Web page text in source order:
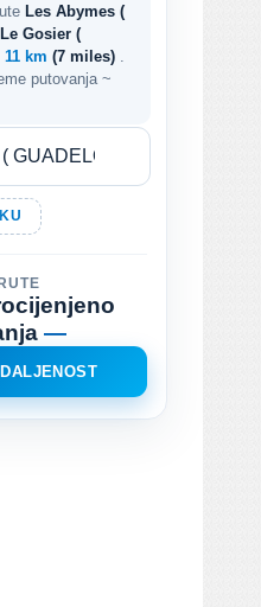
Les Abymes (
Gosier (
11 km (7 miles)
putovanja ~
—